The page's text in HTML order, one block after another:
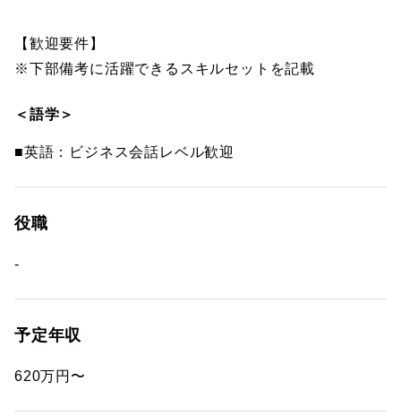
【歓迎要件】
※下部備考に活躍できるスキルセットを記載
＜語学＞
■英語：ビジネス会話レベル歓迎
役職
-
予定年収
620万円〜